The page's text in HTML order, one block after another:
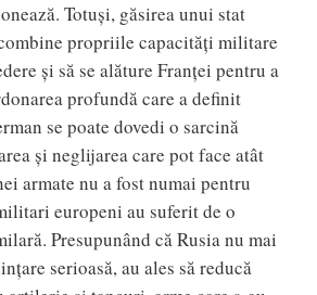
Totuși, găsirea unui stat
propriile capacități militare
și să se alăture Franței pentru a
profundă care a definit
se poate dovedi o sarcină
și neglijarea care pot face atât
armate nu a fost numai pentru
europeni au suferit de o
Presupunând că Rusia nu mai
serioasă, au ales să reducă